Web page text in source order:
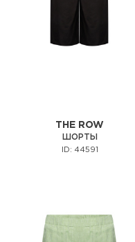
THE ROW
ШОРТЫ
ID: 44591